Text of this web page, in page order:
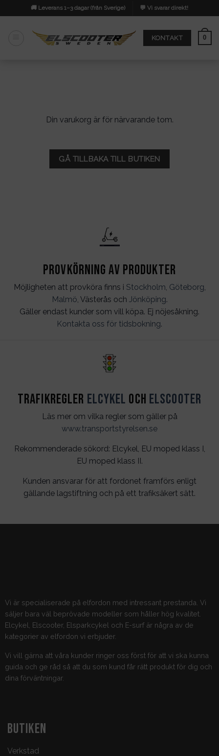
to
🚚 Leverans 1–3 dagar (från Sverige) 💬 Vi svarar direkt!
KONTAKT 0
Din varukorg är för närvarande tom.
GÅ TILLBAKA TILL BUTIKEN
Provkörning av produkter
Möjligheten att provköra finns i Stockholm, Göteborg,
Malmö, Västerås och Jönköping.
Gäller endast kunder som vill köpa. Ej nöjesåkning.
Kontakta oss för tidsbokning.
Trafikregler Elcykel och Elscooter
Läs mer om vilka regler som gäller på
www.transportstyrelsen.se
Rekommenderade sökord: Elcykel, EU moped klass I,
EU moped klass II.
Kunden ansvarar för att fordonet framförs enligt
gällande lagstiftning och på ett trafiksäkert sätt.
Vi är specialiserade på elfordon med intressant prestanda. Vi
säljer bara väl beprövade modeller som håller hög kvalitet.
Elcykel, Elscooter, Elsparkcykel och E-surf är några av de
kategorier av elfordon vi erbjuder.
Vi vill gärna att våra kunder ringer oss först för att vi ska kunna
guida och ge råd så att du som kund får rätt produkt för dig och
dina förväntningar.
BUTIKEN
Verkstad